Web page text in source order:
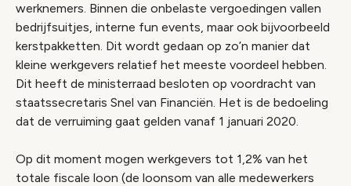
werknemers. Binnen die onbelaste vergoedingen vallen
bedrijfsuitjes, interne fun events, maar ook bijvoorbeeld
kerstpakketten. Dit wordt gedaan op zo’n manier dat
kleine werkgevers relatief het meeste voordeel hebben.
Dit heeft de ministerraad besloten op voordracht van
staatssecretaris Snel van Financiën. Het is de bedoeling
dat de verruiming gaat gelden vanaf 1 januari 2020.
Op dit moment mogen werkgevers tot 1,2% van het
totale fiscale loon (de loonsom van alle medewerkers